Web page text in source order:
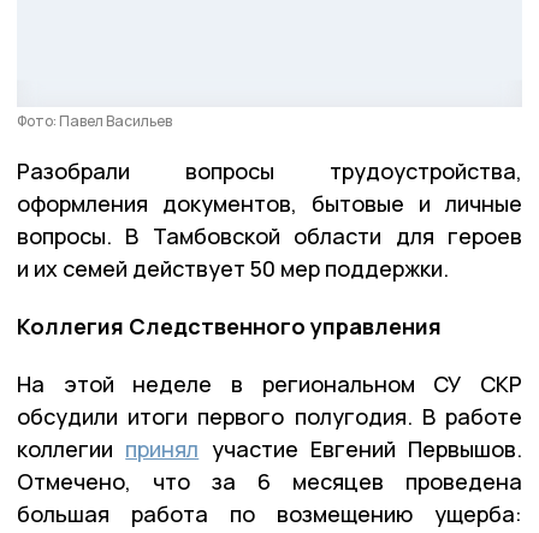
Фото: Павел Васильев
Разобрали вопросы трудоустройства,
оформления документов, бытовые и личные
вопросы. В Тамбовской области для героев
и их семей действует 50 мер поддержки.
Коллегия Следственного управления
На этой неделе в региональном СУ СКР
обсудили итоги первого полугодия. В работе
коллегии принял участие Евгений Первышов.
Отмечено, что за 6 месяцев проведена
большая работа по возмещению ущерба: